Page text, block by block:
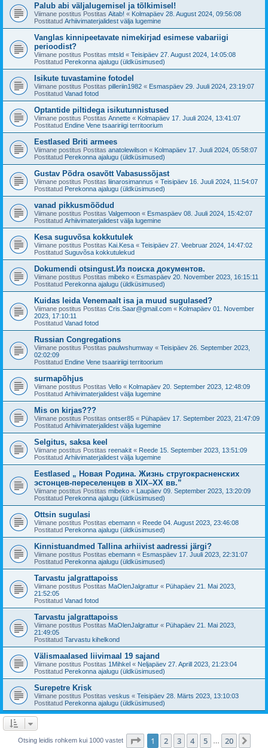
Palub abi väljalugemisel ja tõlkimisel!
Viimane postitus Postitas Aitab! « Kolmapäev 28. August 2024, 09:56:08
Postitatud Arhiivimaterjalidest välja lugemine
Vanglas kinnipeetavate nimekirjad esimese vabariigi
perioodist?
Viimane postitus Postitas mtsld « Teisipäev 27. August 2024, 14:05:08
Postitatud Perekonna ajalugu (üldküsimused)
Isikute tuvastamine fotodel
Viimane postitus Postitas pilleriin1982 « Esmaspäev 29. Juuli 2024, 23:19:07
Postitatud Vanad fotod
Optantide piltidega isikutunnistused
Viimane postitus Postitas Annette « Kolmapäev 17. Juuli 2024, 13:41:07
Postitatud Endine Vene tsaaririigi territoorium
Eestlased Briti armees
Viimane postitus Postitas anatolewilson « Kolmapäev 17. Juuli 2024, 05:58:07
Postitatud Perekonna ajalugu (üldküsimused)
Gustav Põdra osavõtt Vabasussõjast
Viimane postitus Postitas liinarosimannus « Teisipäev 16. Juuli 2024, 11:54:07
Postitatud Perekonna ajalugu (üldküsimused)
vanad pikkusmõõdud
Viimane postitus Postitas Valgemoon « Esmaspäev 08. Juuli 2024, 15:42:07
Postitatud Arhiivimaterjalidest välja lugemine
Kesa suguvõsa kokkutulek
Viimane postitus Postitas Kai.Kesa « Teisipäev 27. Veebruar 2024, 14:47:02
Postitatud Suguvõsa kokkutulekud
Dokumendi otsingust.Из поиска документов.
Viimane postitus Postitas mibeko « Esmaspäev 20. November 2023, 16:15:11
Postitatud Perekonna ajalugu (üldküsimused)
Kuidas leida Venemaalt isa ja muud sugulased?
Viimane postitus Postitas Cris.Saar@gmail.com « Kolmapäev 01. November
2023, 17:10:11
Postitatud Vanad fotod
Russian Congregations
Viimane postitus Postitas paulwshumway « Teisipäev 26. September 2023,
02:02:09
Postitatud Endine Vene tsaaririigi territoorium
surmapõhjus
Viimane postitus Postitas Vello « Kolmapäev 20. September 2023, 12:48:09
Postitatud Arhiivimaterjalidest välja lugemine
Mis on kirjas???
Viimane postitus Postitas ontser85 « Pühapäev 17. September 2023, 21:47:09
Postitatud Arhiivimaterjalidest välja lugemine
Selgitus, saksa keel
Viimane postitus Postitas reenakit « Reede 15. September 2023, 13:51:09
Postitatud Arhiivimaterjalidest välja lugemine
Eestlased „ Новая Родина. Жизнь стругокрасненских
эстонцев-переселенцев в XIX–XX вв.”
Viimane postitus Postitas mibeko « Laupäev 09. September 2023, 13:20:09
Postitatud Perekonna ajalugu (üldküsimused)
Ottsin sugulasi
Viimane postitus Postitas ebemann « Reede 04. August 2023, 23:46:08
Postitatud Perekonna ajalugu (üldküsimused)
Kinnistuandmed Tallina arhiivist aadressi järgi?
Viimane postitus Postitas ebemann « Esmaspäev 17. Juuli 2023, 22:31:07
Postitatud Perekonna ajalugu (üldküsimused)
Tarvastu jalgrattapoiss
Viimane postitus Postitas MaOlenJalgrattur « Pühapäev 21. Mai 2023,
21:52:05
Postitatud Vanad fotod
Tarvastu jalgrattapoiss
Viimane postitus Postitas MaOlenJalgrattur « Pühapäev 21. Mai 2023,
21:49:05
Postitatud Tarvastu kihelkond
Välismaalased liivimaal 19 sajand
Viimane postitus Postitas 1Mihkel « Neljapäev 27. Aprill 2023, 21:23:04
Postitatud Perekonna ajalugu (üldküsimused)
Surepetre Krisk
Viimane postitus Postitas veskus « Teisipäev 28. Märts 2023, 13:10:03
Postitatud Perekonna ajalugu (üldküsimused)
Otsing leidis rohkem kui 1000 vastet 1 . leht20 -st
1 2 3 4 5 20